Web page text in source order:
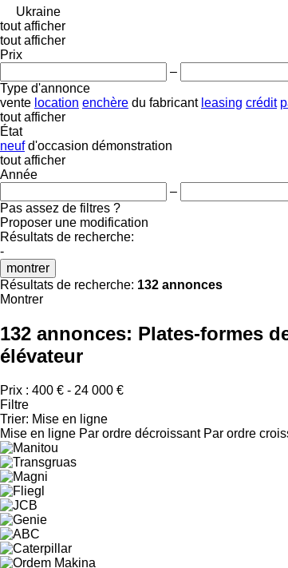
Ukraine
tout afficher
tout afficher
Prix
–
Type d'annonce
vente location enchère du fabricant leasing crédit
tout afficher
État
neuf d'occasion démonstration
tout afficher
Année
–
Pas assez de filtres ?
Proposer une modification
Résultats de recherche:
-
montrer
Résultats de recherche: 132 annonces
Montrer
132 annonces: Plates-formes
élévateur
Prix : 400 € - 24 000 €
Filtre
Trier: Mise en ligne
Mise en ligne Par ordre décroissant Par ordre